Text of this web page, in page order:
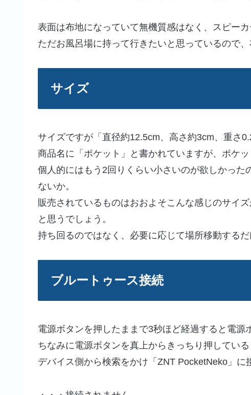
表面は布地になっていて無機質感はなく、スピーカ
ただお風呂場に持って行きたいと思っているので
サイズ
サイズですが「直径約12.5cm、高さ約3cm、重さ
商品名に「ポケット」と書かれていますが、ポケッ
個人的にはもう2回りくらい小さいのが欲しかっ
ないか。
販売されているものはおおよそこんな感じのサイ
と思うでしょう。
持ち回るのではなく、必要に応じて場所移動する
ブルートゥース接続
電源ボタンを押したままで3秒ほど経過すると電源
ちなみに電源ボタンを真上からきっちり押してい
デバイス側から検索をかけ「ZNT PocketNeko」に